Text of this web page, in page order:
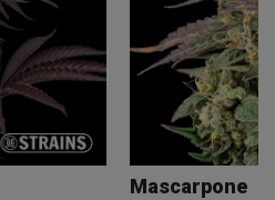
Mascarpone